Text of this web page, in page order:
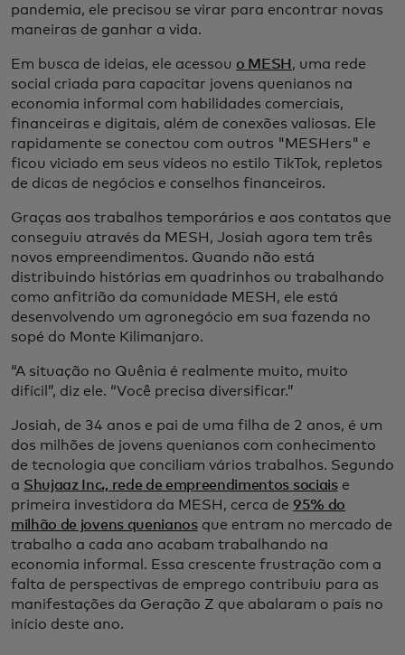
pandemia, ele precisou se virar para encontrar novas
maneiras de ganhar a vida.
Em busca de ideias, ele acessou o MESH, uma rede
social criada para capacitar jovens quenianos na
economia informal com habilidades comerciais,
financeiras e digitais, além de conexões valiosas. Ele
rapidamente se conectou com outros "MESHers" e
ficou viciado em seus vídeos no estilo TikTok, repletos
de dicas de negócios e conselhos financeiros.
Graças aos trabalhos temporários e aos contatos que
conseguiu através da MESH, Josiah agora tem três
novos empreendimentos. Quando não está
distribuindo histórias em quadrinhos ou trabalhando
como anfitrião da comunidade MESH, ele está
desenvolvendo um agronegócio em sua fazenda no
sopé do Monte Kilimanjaro.
“A situação no Quênia é realmente muito, muito
difícil”, diz ele. “Você precisa diversificar.”
Josiah, de 34 anos e pai de uma filha de 2 anos, é um
dos milhões de jovens quenianos com conhecimento
de tecnologia que conciliam vários trabalhos. Segundo
a Shujaaz Inc., rede de empreendimentos sociaise
primeira investidora da MESH, cerca de 95% do
milhão de jovens quenianosque entram no mercado de
trabalho a cada ano acabam trabalhando na
economia informal. Essa crescente frustração com a
falta de perspectivas de emprego contribuiu para as
manifestações da Geração Z que abalaram o país no
início deste ano.